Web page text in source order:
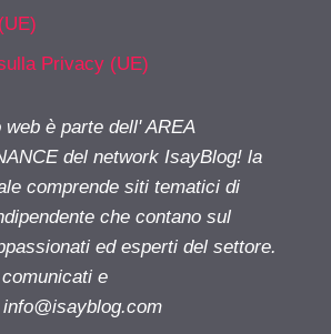
Privacy (UE)
è parte dell' AREA
del network IsayBlog! la
comprende siti tematici di
che contano sul
ed esperti del settore.
e
info@isayblog.com